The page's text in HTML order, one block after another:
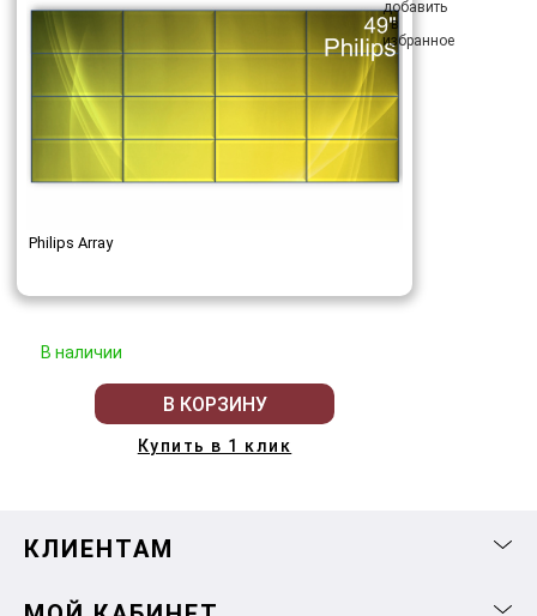
Philips Array
В наличии
В КОРЗИНУ
Купить в 1 клик
КЛИЕНТАМ